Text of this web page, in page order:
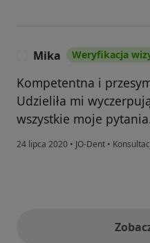
Mika Weryfikacja
Kompetentna i
Udzieliła mi
wszystkie moje
24 lipca 2020 • JO-Dent •